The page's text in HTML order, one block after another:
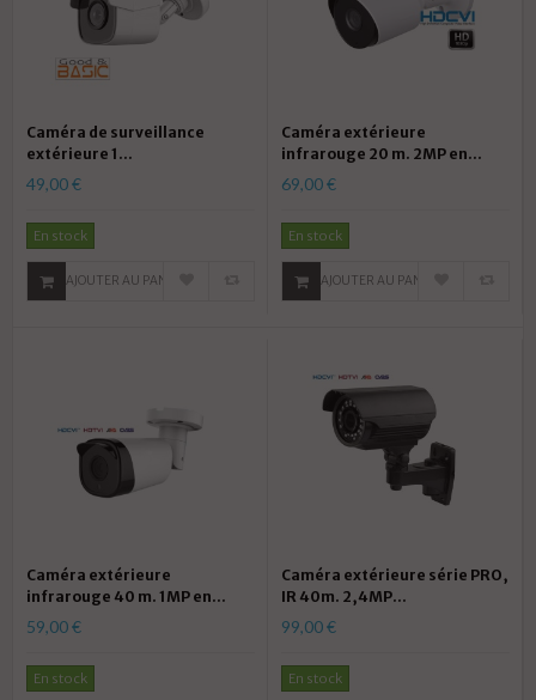
Caméra de surveillance
extérieure 1...
49,00 €
En stock
AJOUTER AU PANIER
Caméra extérieure
infrarouge 20 m. 2MP en...
69,00 €
En stock
AJOUTER AU PANIER
Caméra extérieure
infrarouge 40 m. 1MP en...
59,00 €
En stock
Caméra extérieure série PRO,
IR 40m. 2,4MP...
99,00 €
En stock